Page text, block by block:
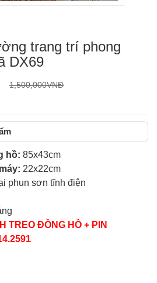
trang trí phong
DX69
1,500,000VNĐ
hồ: 85x43cm
22x22cm
phun sơn tĩnh điện
TREO ĐỒNG HỒ + PIN